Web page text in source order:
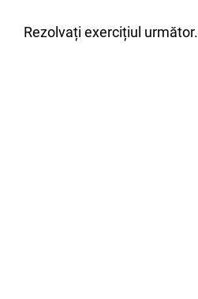
Rezolvați exercițiul următor.